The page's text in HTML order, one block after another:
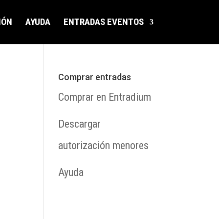
AYUDA ENTRADAS EVENTOS
Comprar entradas
Comprar en Entradium
Descargar
autorización menores
Ayuda